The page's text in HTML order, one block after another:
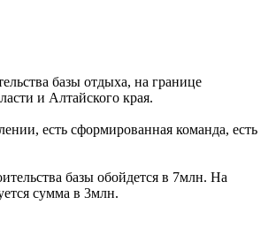
базы отдыха, на границе
и Алтайского края.
есть сформированная команда, есть
базы обойдется в 7млн. На
сумма в 3млн.